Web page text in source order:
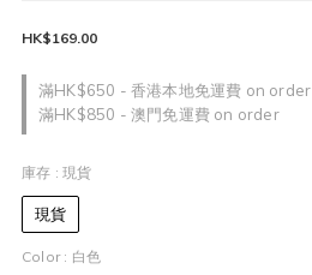
滿HK$650 - 香港本地免運費 on order
滿HK$850 - 澳門免運費 on order
HK$169.00
庫存 : 現貨
現貨
Color : 白色